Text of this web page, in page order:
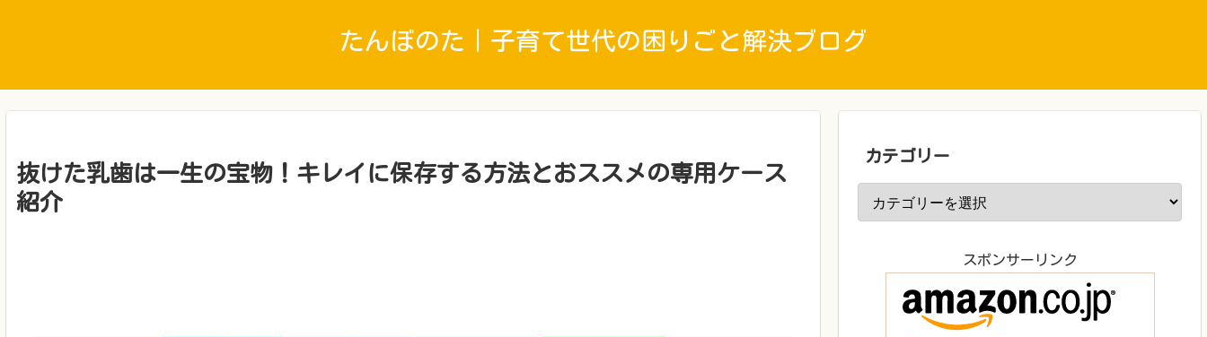
たんぼのた｜子育て世代の困りごと解決ブログ
抜けた乳歯は一生の宝物！キレイに保存する方法とおススメの専用ケース
紹介
カテゴリー
スポンサーリンク